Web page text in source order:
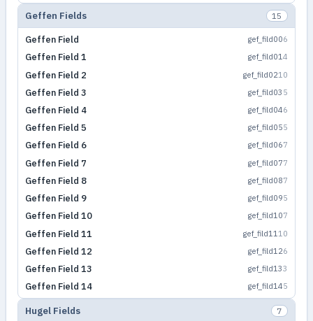
Geffen Fields 15
Geffen Field gef_fild006
Geffen Field 1 gef_fild014
Geffen Field 2 gef_fild0210
Geffen Field 3 gef_fild03 5
Geffen Field 4 gef_fild046
Geffen Field 5 gef_fild055
Geffen Field 6 gef_fild067
Geffen Field 7 gef_fild077
Geffen Field 8 gef_fild087
Geffen Field 9 gef_fild095
Geffen Field 10 gef_fild107
Geffen Field 11 gef_fild11 10
Geffen Field 12 gef_fild126
Geffen Field 13 gef_fild133
Geffen Field 14 gef_fild145
Hugel Fields 7